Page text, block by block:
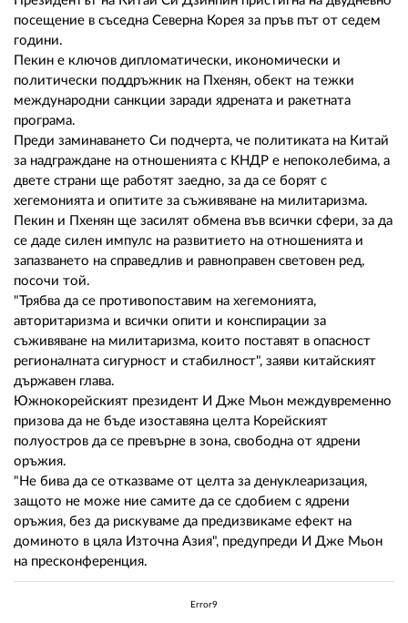
посещение в съседна Северна Корея за пръв път от седем
години.
Пекин е ключов дипломатически, икономически и
политически поддръжник на Пхенян, обект на тежки
международни санкции заради ядрената и ракетната
програма.
Преди заминаването Си подчерта, че политиката на Китай
за надграждане на отношенията с КНДР е непоколебима, а
двете страни ще работят заедно, за да се борят с
хегемонията и опитите за съживяване на милитаризма.
Пекин и Пхенян ще засилят обмена във всички сфери, за да
се даде силен импулс на развитието на отношенията и
запазването на справедлив и равноправен световен ред,
посочи той.
"Трябва да се противопоставим на хегемонията,
авторитаризма и всички опити и конспирации за
съживяване на милитаризма, които поставят в опасност
регионалната сигурност и стабилност", заяви китайският
държавен глава.
Южнокорейският президент И Дже Мьон междувременно
призова да не бъде изоставяна целта Корейският
полуостров да се превърне в зона, свободна от ядрени
оръжия.
"Не бива да се отказваме от целта за денуклеаризация,
защото не може ние самите да се сдобием с ядрени
оръжия, без да рискуваме да предизвикаме ефект на
доминото в цяла Източна Азия", предупреди И Дже Мьон
на пресконференция.
Error9